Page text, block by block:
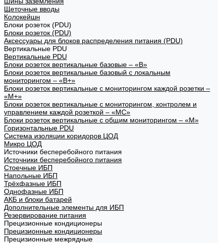
Щеточные вводы
Колокейшн
Блоки розеток (PDU)
Блоки розеток (PDU)
Аксессуары для блоков распределения питания (PDU)
Вертикальные PDU
Вертикальные PDU
Блоки розеток вертикальные базовые – «В»
Блоки розеток вертикальные базовый с локальным
мониторингом – «В+»
Блоки розеток вертикальные с мониторингом каждой розетки –
«М+»
Блоки розеток вертикальные с мониторингом, контролем и
управлением каждой розеткой – «МС»
Блоки розеток вертикальные с общим мониторингом – «М»
Горизонтальные PDU
Система изоляции коридоров ЦОД
Микро ЦОД
Источники бесперебойного питания
Источники бесперебойного питания
Стоечные ИБП
Напольные ИБП
Трёхфазные ИБП
Однофазные ИБП
АКБ и блоки батарей
Дополнительные элементы для ИБП
Резервирование питания
Прецизионные кондиционеры
Прецизионные кондиционеры
Прецизионные межрядные